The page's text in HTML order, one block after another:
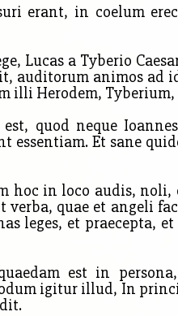
erant, in coelum
Lucas a Tyberio
auditorum animos
illi Herodem, Tyberium,
quod neque
essentiam. Et sane
hoc in loco audis,
quae et angeli
leges, et praecepta,
est in
igitur illud, In